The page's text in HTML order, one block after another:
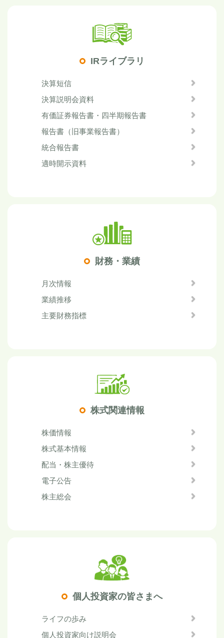
IRライブラリ
決算短信
決算説明会資料
有価証券報告書・四半期報告書
報告書（旧事業報告書）
統合報告書
適時開示資料
財務・業績
月次情報
業績推移
主要財務指標
株式関連情報
株価情報
株式基本情報
配当・株主優待
電子公告
株主総会
個人投資家の皆さまへ
ライフの歩み
個人投資家向け説明会